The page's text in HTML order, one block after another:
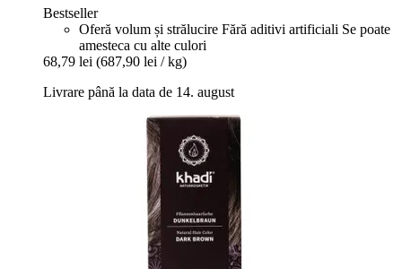
Bestseller
Oferă volum și strălucire Fără aditivi artificiali Se poate
amesteca cu alte culori
68,79 lei (687,90 lei / kg)
Livrare până la data de 14. august